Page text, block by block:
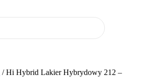
/ Hi Hybrid Lakier Hybrydowy 212 –